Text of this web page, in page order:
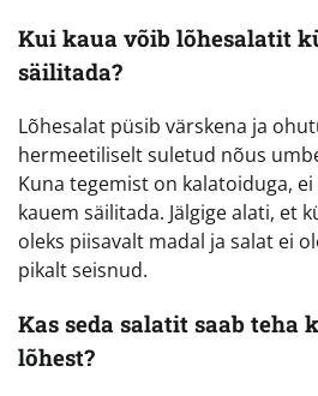
Kui kaua võib lõhesalatit
säilitada?
Lõhesalat püsib värskena ja
hermeetiliselt suletud nõus
Kuna tegemist on kalatoiduga,
kauem säilitada. Jälgige alati, et
oleks piisavalt madal ja salat ei
pikalt seisnud.
Kas seda salatit saab teha
lõhest?